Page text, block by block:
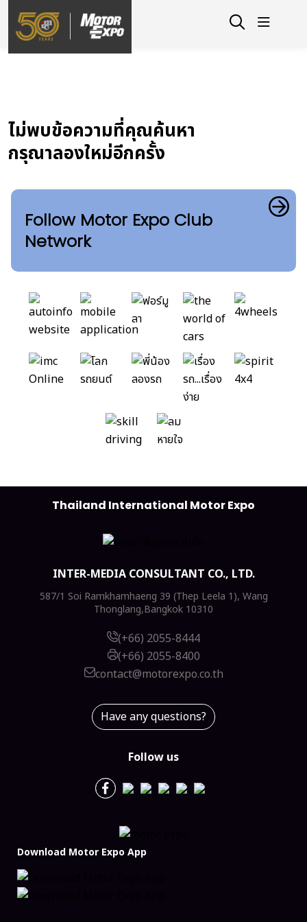
ไม่พบข้อความที่คุณค้นหา
กรุณาลองใหม่อีกครั้ง
Follow Motor Expo Club
Network
Thailand International Motor Expo
INTER-MEDIA CONSULTANT CO., LTD.
587/1 Soi Ramkhamhaeng 39 (Thep Leela 1), Wang
Thonglang,Bangkok 10310
(+66) 2055-8444
(+66) 2055-8400
contact@motorexpo.co.th
Have any questions?
Follow us
Download Motor Expo App